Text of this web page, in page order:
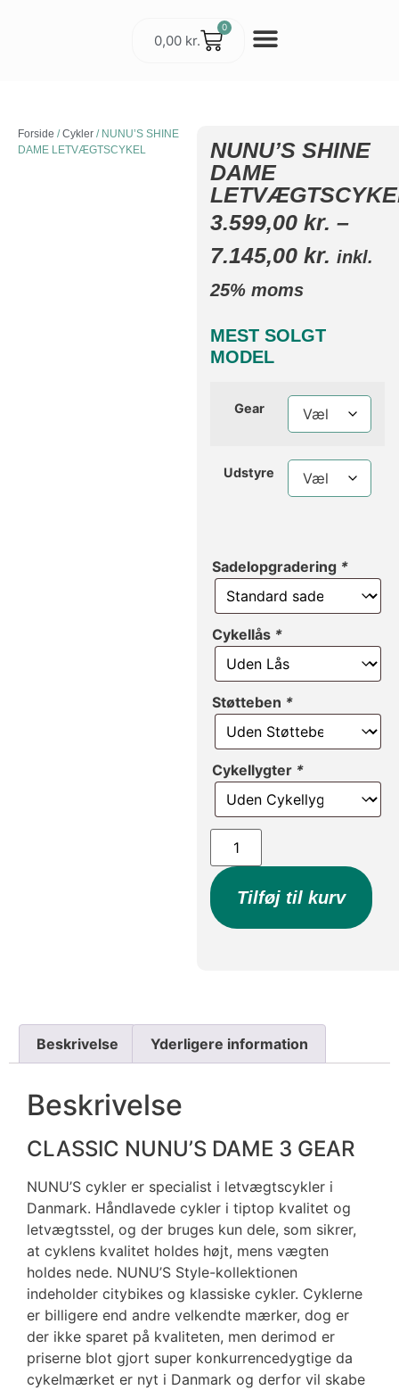
0,00 kr.
0
Forside /Cykler / NUNU’S SHINE
DAME LETVÆGTSCYKEL
NUNU’S SHINE
DAME
3.599,00kr. –
7.145,00kr. inkl.
25% moms
MEST SOLGT
MODEL
Gear
Udstyre
Sadelopgradering *
Cykellås *
Støtteben *
Cykellygter *
Tilføj til kurv
Beskrivelse Yderligere information
Beskrivelse
CLASSIC NUNU’S DAME 3 GEAR
NUNU’S cykler er specialist i letvægtscykler i
Danmark. Håndlavede cykler i tiptop kvalitet og
letvægtsstel, og der bruges kun dele, som sikrer,
at cyklens kvalitet holdes højt, mens vægten
holdes nede. NUNU’S Style-kollektionen
indeholder citybikes og klassiske cykler. Cyklerne
er billigere end andre velkendte mærker, dog er
der ikke sparet på kvaliteten, men derimod er
priserne blot gjort super konkurrencedygtige da
cykelmærket er nyt i Danmark og derfor vil skabe